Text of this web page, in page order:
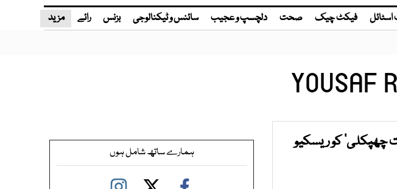
اسٹائل فیکٹ چیک صحت دلچسپ و عجیب سائنس و ٹیکنالوجی بزنس رائے مزید
YOUSAF
چھپکلی‘ کو ریسکیو
ہمارے ساتھ شامل ہوں